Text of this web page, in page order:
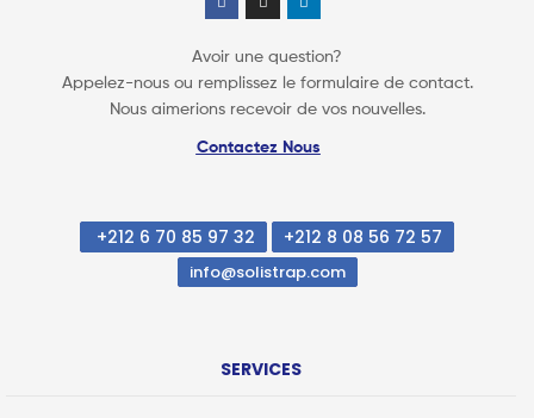
Avoir une question?
Appelez-nous ou remplissez le formulaire de contact.
Nous aimerions recevoir de vos nouvelles.
Contactez Nous
+212 6 70 85 97 32 +212 8 08 56 72 57
info@solistrap.com
SERVICES